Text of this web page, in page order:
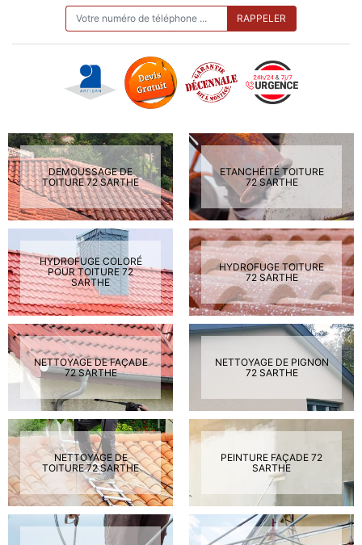
DEMOUSSAGE DE
TOITURE 72 SARTHE
ETANCHÉITÉ TOITURE
72 SARTHE
HYDROFUGE COLORÉ
POUR TOITURE 72
SARTHE
HYDROFUGE TOITURE
72 SARTHE
NETTOYAGE DE FAÇADE
72 SARTHE
NETTOYAGE DE PIGNON
72 SARTHE
NETTOYAGE DE
TOITURE 72 SARTHE
PEINTURE FAÇADE 72
SARTHE